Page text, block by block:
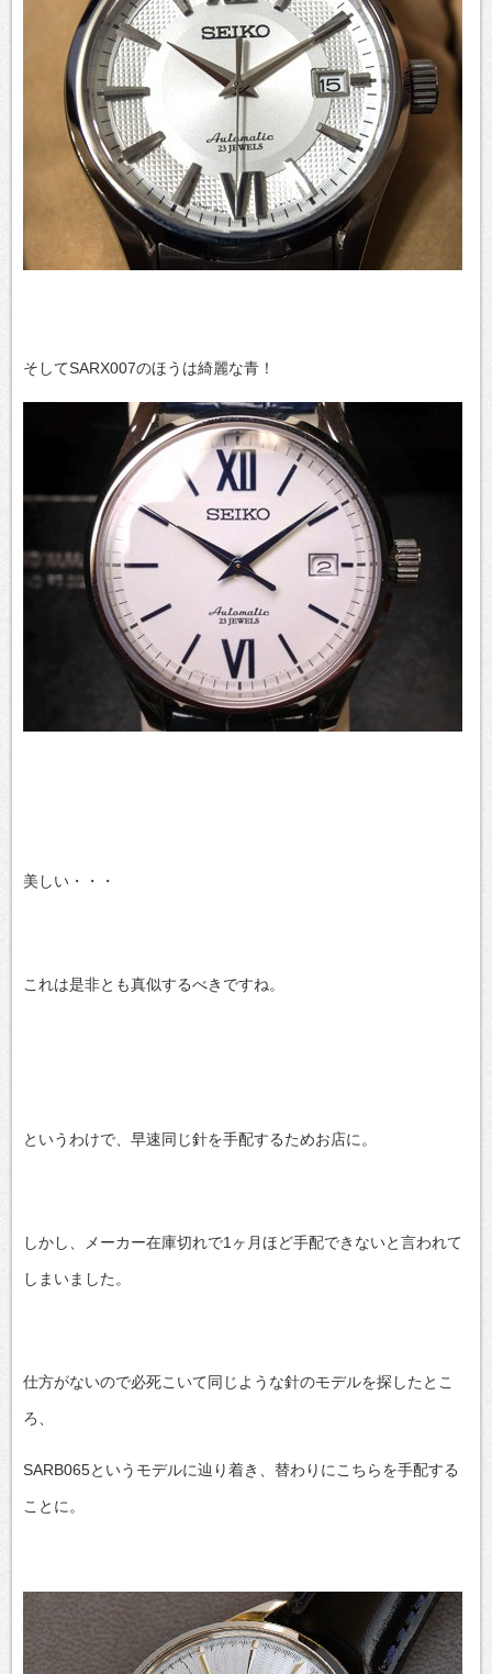
そしてSARX007のほうは綺麗な青！
美しい・・・
これは是非とも真似するべきですね。
というわけで、早速同じ針を手配するためお店に。
しかし、メーカー在庫切れで1ヶ月ほど手配できないと言われて
しまいました。
仕方がないので必死こいて同じような針のモデルを探したとこ
ろ、
SARB065というモデルに辿り着き、替わりにこちらを手配する
ことに。